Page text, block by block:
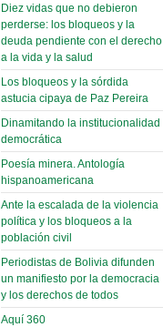
Read more...
Creacionismo,
filtraciones e
inicio de la
campaña del
MAS
(Miscelánea
palaciega 6)
El Infamatorio
Domingo, 12 Mayo 2019
Read more...
Diez vidas que no debieron
perderse: los bloqueos y la
deuda pendiente con el derecho
a la vida y la salud
Los bloqueos y la sórdida
astucia cipaya de Paz Pereira
Dinamitando la institucionalidad
democrática
Poesía minera. Antología
hispanoamericana
Ante la escalada de la violencia
política y los bloqueos a la
población civil
Periodistas de Bolivia difunden
un manifiesto por la democracia
y los derechos de todos
Aquí 360